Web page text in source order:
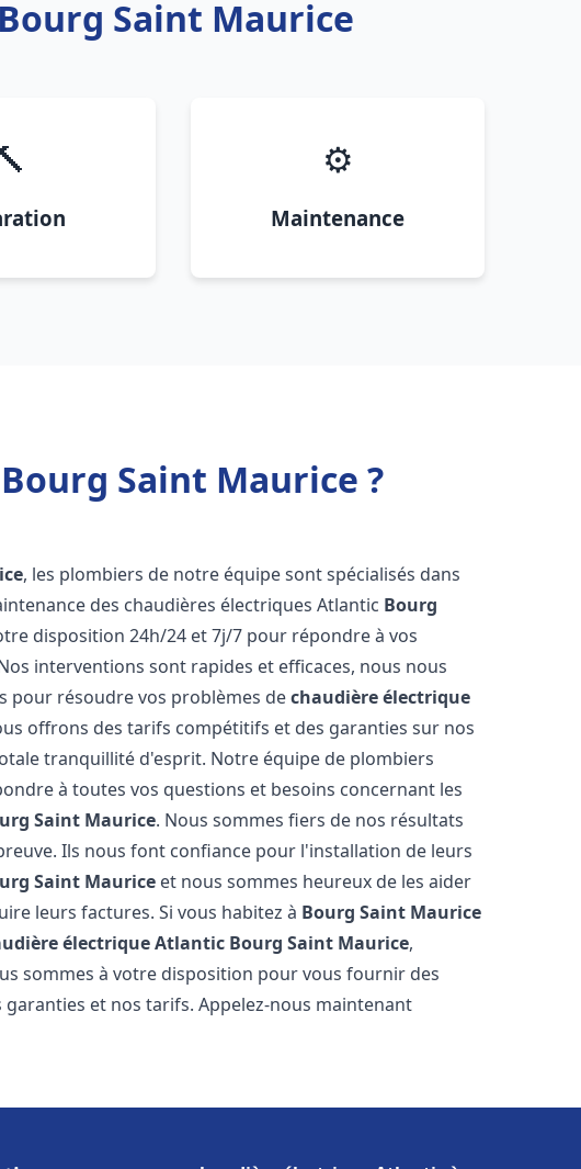
Saint Maurice
⚙️
Maintenance
Saint Maurice ?
, les plombiers de notre équipe sont spécialisés dans
des chaudières électriques Atlantic Bourg
disposition 24h/24 et 7j/7 pour répondre à vos
interventions sont rapides et efficaces, nous nous
pour résoudre vos problèmes dechaudière électrique
offrons des tarifs compétitifs et des garanties sur nos
tranquillité d'esprit. Notre équipe de plombiers
à toutes vos questions et besoins concernant les
Saint Maurice. Nous sommes fiers de nos résultats
Ils nous font confiance pour l'installation de leurs
Saint Maurice et nous sommes heureux de les aider
leurs factures. Si vous habitez à Bourg Saint Maurice
électrique Atlantic Bourg Saint Maurice,
sommes à votre disposition pour vous fournir des
et nos tarifs. Appelez-nous maintenant